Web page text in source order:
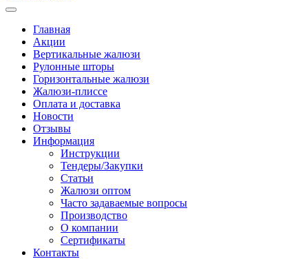
Главная
Акции
Вертикальные жалюзи
Рулонные шторы
Горизонтальные жалюзи
Жалюзи-плиссе
Оплата и доставка
Новости
Отзывы
Информация
Инструкции
Тендеры/Закупки
Статьи
Жалюзи оптом
Часто задаваемые вопросы
Производство
О компании
Сертификаты
Контакты